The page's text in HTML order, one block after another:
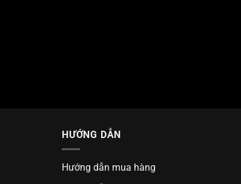
HƯỚNG DẪN
Hướng dẫn mua hàng